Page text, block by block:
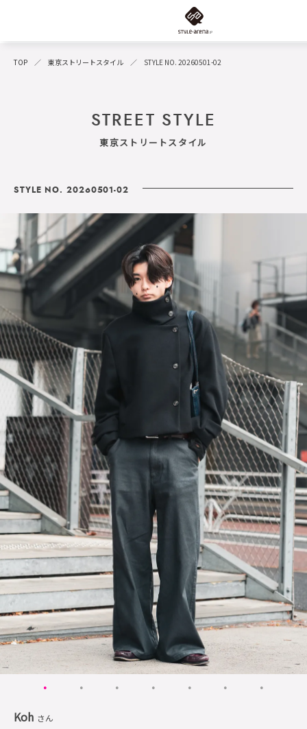
TOP 東京ストリートスタイル STYLE NO. 20260501-02
STREET STYLE
東京ストリートスタイル
STYLE NO. 20260501-02
Koh さん